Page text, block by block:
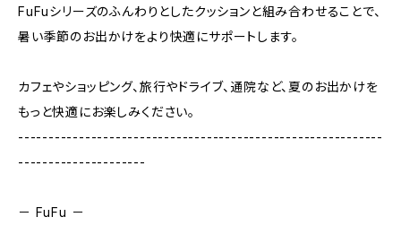
FuFuシリーズのふんわりとしたクッションと組み合わせることで、
暑い季節のお出かけをより快適にサポートします。
カフェやショッピング、旅行やドライブ、通院など、夏のお出かけを
もっと快適にお楽しみください。
------------------------------------------------------------
---------------------
－ FuFu －